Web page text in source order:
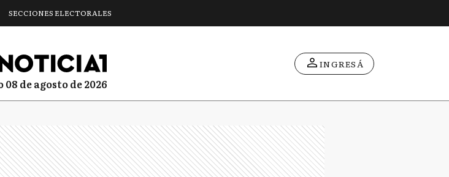
SECCIONES ELECTORALES
08 de agosto de 2026
INGRESÁ